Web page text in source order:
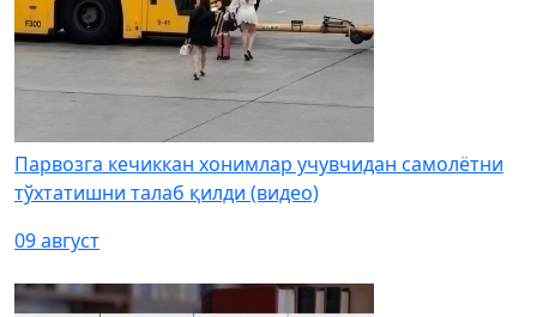
Парвозга кечиккан хонимлар учувчидан самолётни
тўхтатишни талаб қилди (видео)
09 август